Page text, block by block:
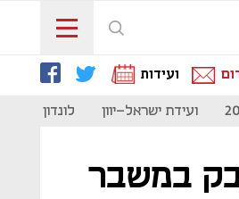
ועידות
ועידת ישראל-יוון לונדון 2023
במשבר